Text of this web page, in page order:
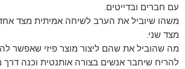
עם חברים ובדייטים.
משהו שיוביל את הערב לשיחה אמיתית מצד
מצד שני.
מה שהוביל את שהם ליצור מוצר פיזי שאפשר
להריח שיחבר אנשים בצורה אותנטית וכנה